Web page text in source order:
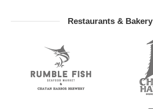
Restaurants & Bakery